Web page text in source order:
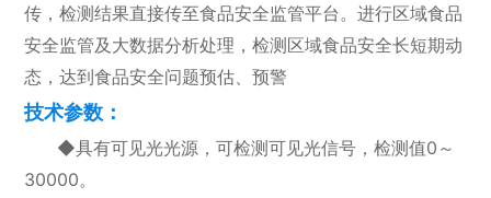
传，检测结果直接传至食品安全监管平台。进行区域食品
安全监管及大数据分析处理，检测区域食品安全长短期动
态，达到食品安全问题预估、预警
技术参数：
◆具有可见光光源，可检测可见光信号，检测值0～
30000。